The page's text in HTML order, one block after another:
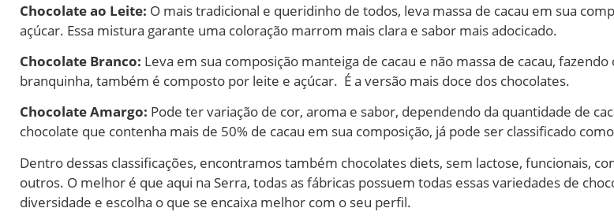
Chocolate ao Leite: O mais tradicional e queridinho de todos, leva massa de cacau em sua
açúcar. Essa mistura garante uma coloração marrom mais clara e sabor mais adocicado.
Chocolate Branco: Leva em sua composição manteiga de cacau e não massa de cacau,
branquinha, também é composto por leite e açúcar. É a versão mais doce dos chocolates.
Chocolate Amargo: Pode ter variação de cor, aroma e sabor, dependendo da quantidade de
chocolate que contenha mais de 50% de cacau em sua composição, já pode ser classificado
Dentro dessas classificações, encontramos também chocolates diets, sem lactose, funcionais,
outros. O melhor é que aqui na Serra, todas as fábricas possuem todas essas variedades de
diversidade e escolha o que se encaixa melhor com o seu perfil.